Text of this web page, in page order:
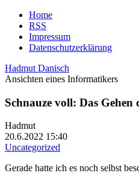
Home
RSS
Impressum
Datenschutzerklärung
Hadmut Danisch
Ansichten eines Informatikers
Schnauze voll: Das
Hadmut
20.6.2022 15:40
Uncategorized
Gerade hatte ich es noch selbst